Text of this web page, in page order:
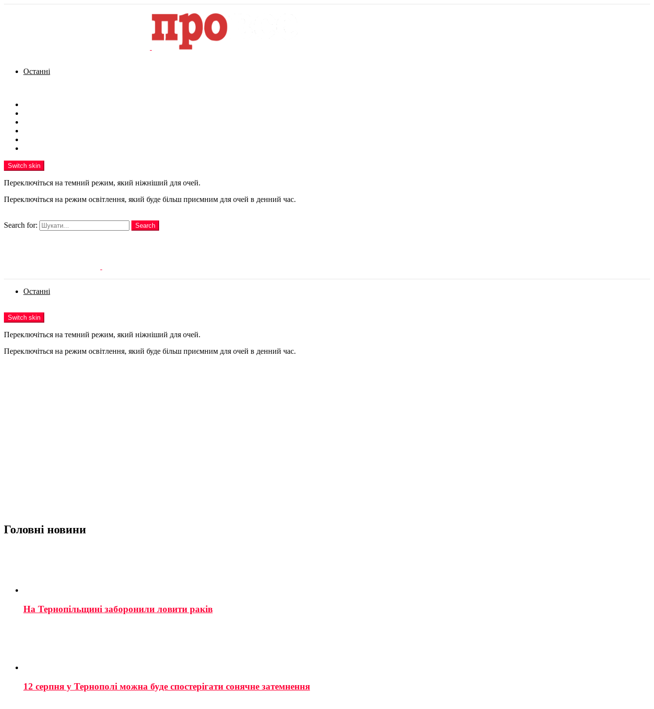
Останні
Switch skin
Переключіться на темний режим, який ніжніший для очей.
Переключіться на режим освітлення, який буде більш приємним для очей в денний час.
Search for:
Search
Останні
Switch skin
Переключіться на темний режим, який ніжніший для очей.
Переключіться на режим освітлення, який буде більш приємним для очей в денний час.
Головні новини
На Тернопільщині заборонили ловити раків
12 серпня у Тернополі можна буде спостерігати сонячне затемнення